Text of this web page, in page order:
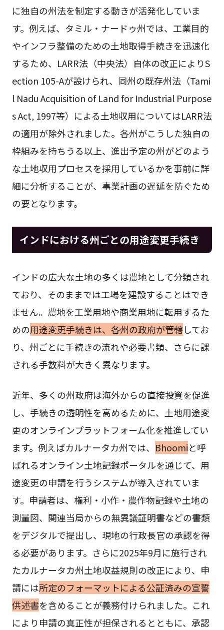
に独自の州法を制定する動きが活発化していま
す。例えば、タミル・ナードゥ州では、工業目的
やインフラ整備のための土地取得手続きを迅速化
するため、LARR法（中央法）自体の改正によりS
ection 105-Aが設けられ、同州の既存州法（Tami
l Nadu Acquisition of Land for Industrial Purpose
s Act, 1997等）による土地収用についてはLARR法
の適用が除外されました。各州がこうした独自の
枠組みを持ちうる以上、進出予定の州がどのよう
な土地収用プロセスを採用しているかを事前に詳
細に分析することが、事業計画の遅延を防ぐため
の要となります。
インドにおける州ごとの用途変更手続き
インドの広大な土地の多くは農地として分類され
ており、そのままでは工場を建設することはでき
ません。農地を工業用地や商業用地に転用するた
めの用途変更手続きは、各州の政府が管轄してお
り、州ごとに手続きの流れや必要書類、さらに課
される手数料が大きく異なります。
近年、多くの州政府は海外からの直接投資を促進
し、手続きの透明性を高めるために、土地用途変
更のオンラインプラットフォーム化を推進してい
ます。例えばカルナータカ州では、 Bhoomiと呼
ばれるオンライン土地記録ポータルを通じて、用
途変更の申請を行うシステムが導入されていま
す。申請者は、権利・小作・農作物記録や土地の
測量図、関連当局からの無異議証明書などの書類
をデジタルで提出し、現地の行政長官の承認を得
る必要があります。さらに2025年9月に施行され
たカルナータカ州土地収益規則の改正により、申
請には所定のフォーマットによる公証済みの宣誓
供述書を含めることが義務付けられました。これ
により申請の真正性が担保されるとともに、承認